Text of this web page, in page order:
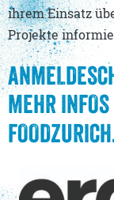
ihrem Einsatz
Projekte
MEHR